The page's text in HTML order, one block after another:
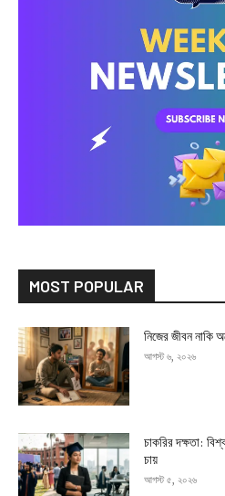
MOST POPULAR
নিজের জীবন নাকি
আগস্ট ৬, ২০২৬
চাকরির দক্ষতা:
চায়
আগস্ট ৫, ২০২৬